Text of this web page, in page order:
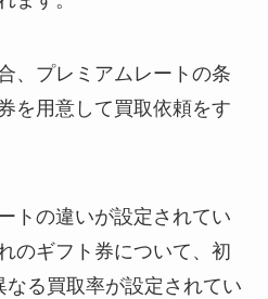
、プレミアムレートの条
を用意して買取依頼をす
トの違いが設定されてい
のギフト券について、初
なる買取率が設定されてい